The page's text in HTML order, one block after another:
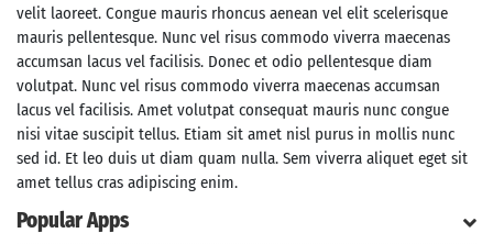
velit laoreet. Congue mauris rhoncus aenean vel elit scelerisque
mauris pellentesque. Nunc vel risus commodo viverra maecenas
accumsan lacus vel facilisis. Donec et odio pellentesque diam
volutpat. Nunc vel risus commodo viverra maecenas accumsan
lacus vel facilisis. Amet volutpat consequat mauris nunc congue
nisi vitae suscipit tellus. Etiam sit amet nisl purus in mollis nunc
sed id. Et leo duis ut diam quam nulla. Sem viverra aliquet eget sit
amet tellus cras adipiscing enim.
Popular Apps